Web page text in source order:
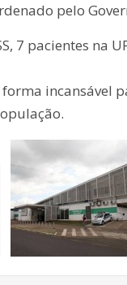
pelo
7 pacientes na